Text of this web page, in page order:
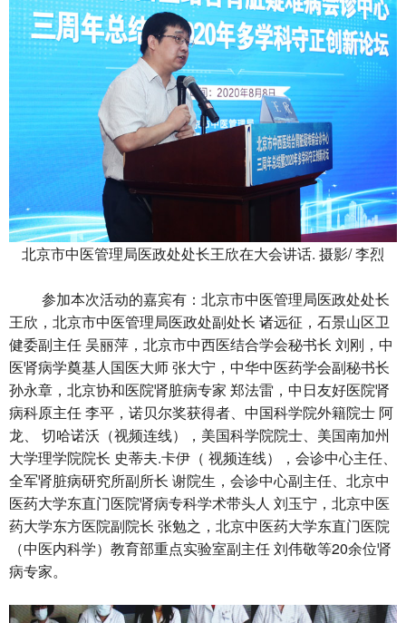
北京市中医管理局医政处处长王欣在大会讲话. 摄影/ 李烈
参加本次活动的嘉宾有：北京市中医管理局医政处处长
王欣，北京市中医管理局医政处副处长 诸远征，石景山区卫
健委副主任 吴丽萍，北京市中西医结合学会秘书长 刘刚，中
医肾病学奠基人国医大师 张大宁，中华中医药学会副秘书长
孙永章，北京协和医院肾脏病专家 郑法雷，中日友好医院肾
病科原主任 李平，诺贝尔奖获得者、中国科学院外籍院士 阿
龙、 切哈诺沃（视频连线），美国科学院院士、美国南加州
大学理学院院长 史蒂夫.卡伊（ 视频连线），会诊中心主任、
全军肾脏病研究所副所长 谢院生，会诊中心副主任、北京中
医药大学东直门医院肾病专科学术带头人 刘玉宁，北京中医
药大学东方医院副院长 张勉之，北京中医药大学东直门医院
（中医内科学）教育部重点实验室副主任 刘伟敬等20余位肾
病专家。